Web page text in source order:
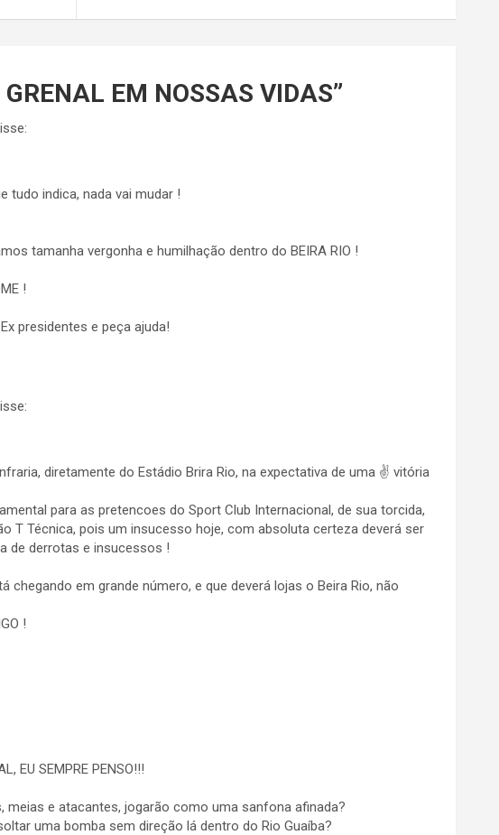
EM NOSSAS VIDAS”
tudo indica, nada vai mudar !
tamanha vergonha e humilhação dentro do BEIRA RIO !
!
presidentes e peça ajuda!
diretamente do Estádio Brira Rio, na expectativa de uma ✌ vitória
para as pretencoes do Sport Club Internacional, de sua torcida,
T Técnica, pois um insucesso hoje, com absoluta certeza deverá ser
de derrotas e insucessos !
em grande número, e que deverá lojas o Beira Rio, não
!
EU SEMPRE PENSO!!!
meias e atacantes, jogarão como uma sanfona afinada?
uma bomba sem direção lá dentro do Rio Guaíba?